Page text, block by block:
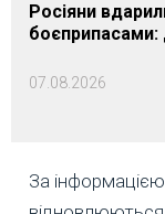
Росіяни
боєприпасами:
07.08.2026
За